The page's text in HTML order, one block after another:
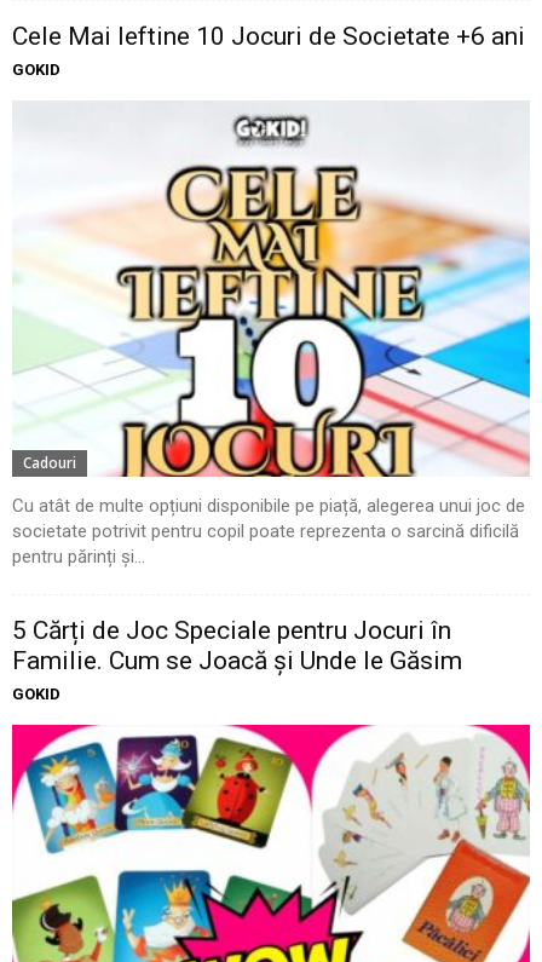
Cele Mai Ieftine 10 Jocuri de Societate +6 ani
GOKID
Cadouri
Cu atât de multe opțiuni disponibile pe piață, alegerea unui joc de
societate potrivit pentru copil poate reprezenta o sarcină dificilă
pentru părinți și...
5 Cărți de Joc Speciale pentru Jocuri în
Familie. Cum se Joacă și Unde le Găsim
GOKID